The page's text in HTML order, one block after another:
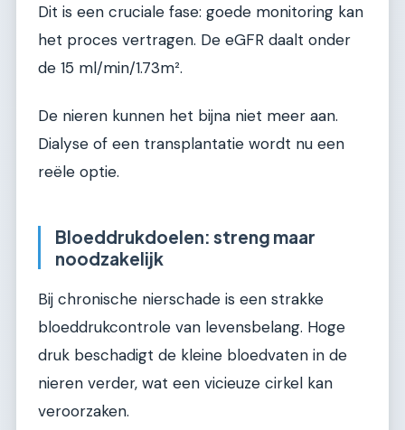
Dit is een cruciale fase: goede monitoring kan
het proces vertragen. De eGFR daalt onder
de 15 ml/min/1.73m².
De nieren kunnen het bijna niet meer aan.
Dialyse of een transplantatie wordt nu een
reële optie.
Bloeddrukdoelen: streng maar
noodzakelijk
Bij chronische nierschade is een strakke
bloeddrukcontrole van levensbelang. Hoge
druk beschadigt de kleine bloedvaten in de
nieren verder, wat een vicieuze cirkel kan
veroorzaken.